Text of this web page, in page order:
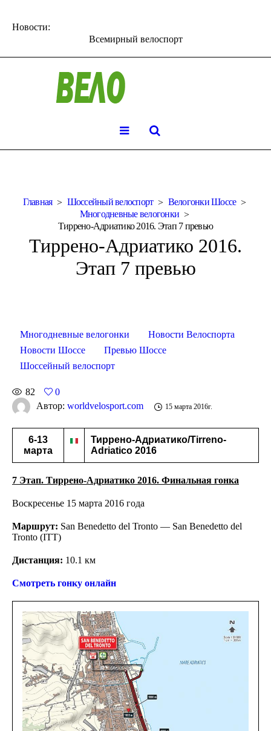
Новости:
Всемирный велоспорт
Главная Шоссейный велоспорт
Велогонки Шоссе
Многодневные велогонки
Тиррено-Адриатико 2016. Этап 7 превью
Тиррено-Адриатико 2016.
Этап 7 превью
Многодневные велогонки
Новости Велоспорта
Новости Шоссе
Превью Шоссе
Шоссейный велоспорт
82
0
Автор: worldvelosport.com 15 марта 2016г.
6-13
марта
Тиррено-Адриатико/Tirreno-
Adriatico 2016
7 Этап. Тиррено-Адриатико 2016. Финальная гонка
Воскресенье 15 марта 2016 года
Маршрут: San Benedetto del Tronto — San Benedetto del
Tronto (ITT)
Дистанция: 10.1 км
Смотреть гонку онлайн